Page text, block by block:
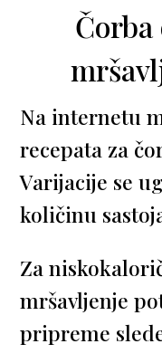
Na internetu
recepata za
Varijacije se
količinu
Za
mršavljenje
pripreme